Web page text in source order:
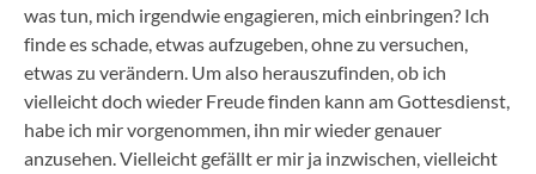
was tun, mich irgendwie engagieren, mich einbringen? Ich
finde es schade, etwas aufzugeben, ohne zu versuchen,
etwas zu verändern. Um also herauszufinden, ob ich
vielleicht doch wieder Freude finden kann am Gottesdienst,
habe ich mir vorgenommen, ihn mir wieder genauer
anzusehen. Vielleicht gefällt er mir ja inzwischen, vielleicht